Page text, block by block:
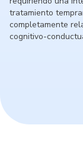
tratamiento
completamente
cognitivo-